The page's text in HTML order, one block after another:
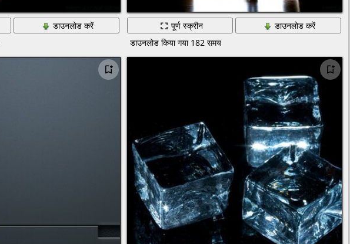
डाउनलोड करें
पूर्ण स्क्रीन
डाउनलोड करें
डाउनलोड किया गया 182 समय